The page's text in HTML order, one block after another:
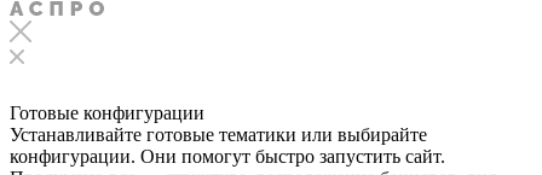
Готовые конфигурации
Устанавливайте готовые тематики или выбирайте
конфигурации. Они помогут быстро запустить сайт.